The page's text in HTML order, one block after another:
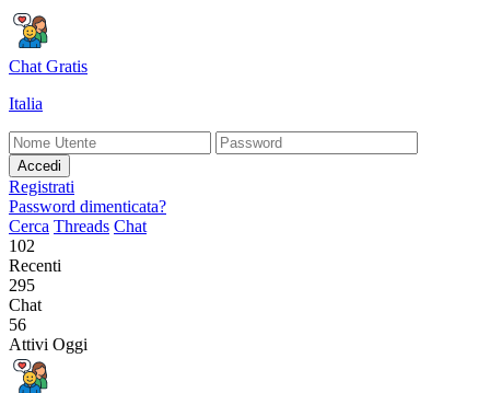
Chat Gratis
Italia
Accedi
Registrati
Password dimenticata?
Cerca Threads Chat
102
Recenti
295
Chat
56
Attivi Oggi